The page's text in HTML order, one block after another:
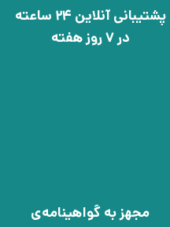
پشتیبانی آنلاین 24 ساعته
در 7 روز هفته
مجهز به گواهینامه‌ی